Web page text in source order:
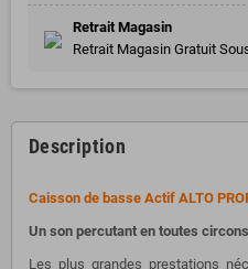
Retrait Magasin
Retrait Magasin Gratuit
Description
Caisson de basse Actif ALTO
Un son percutant en toutes
Les plus grandes prestations